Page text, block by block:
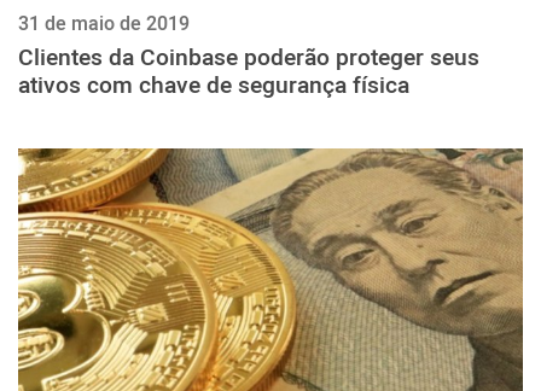
31 de maio de 2019
Clientes da Coinbase poderão proteger seus
ativos com chave de segurança física